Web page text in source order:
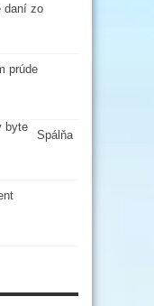
daní zo
prúde
Spálňa